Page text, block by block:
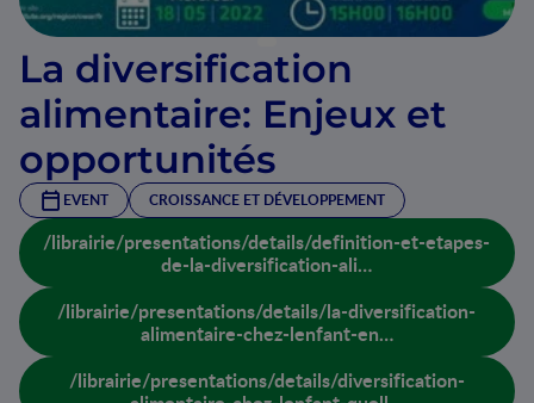
La diversification
alimentaire: Enjeux et
opportunités
EVENT CROISSANCE ET DÉVELOPPEMENT
/librairie/presentations/details/definition-et-etapes-
de-la-diversification-ali…
/librairie/presentations/details/la-diversification-
alimentaire-chez-lenfant-en…
/librairie/presentations/details/diversification-